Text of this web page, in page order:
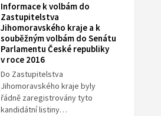
Informace k volbám do
Zastupitelstva
Jihomoravského kraje a k
souběžným volbám do Senátu
Parlamentu České republiky
v roce 2016
Do Zastupitelstva
Jihomoravského kraje byly
řádně zaregistrovány tyto
kandidátní listiny…